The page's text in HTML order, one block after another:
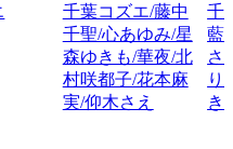
千葉コズエ/藤中
千聖/心あゆみ/星
森ゆきも/華夜/北
村咲都子/花本麻
実/仰木さえ
千
藍/
さ
り
き